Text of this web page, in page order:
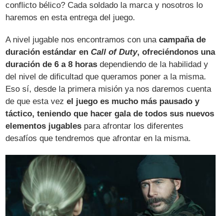
conflicto bélico? Cada soldado la marca y nosotros lo
haremos en esta entrega del juego.
A nivel jugable nos encontramos con unacampaña de
duración estándar enCall of Duty, ofreciéndonos una
duración de 6 a 8 horas dependiendo de la habilidad y
del nivel de dificultad que queramos poner a la misma.
Eso sí, desde la primera misión ya nos daremos cuenta
de que esta vezel juego es mucho más pausado y
táctico, teniendo que hacer gala de todos sus nuevos
elementos jugables para afrontar los diferentes
desafíos que tendremos que afrontar en la misma.